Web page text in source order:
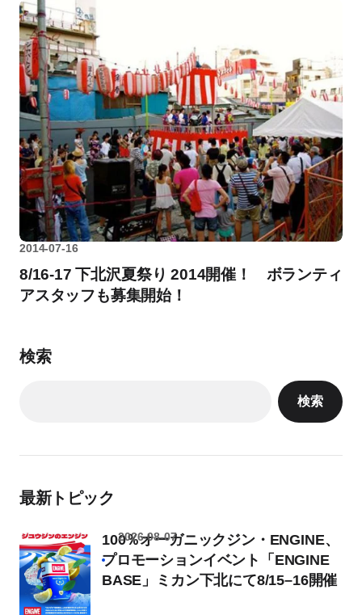
2014-07-16
8/16-17 下北沢夏祭り 2014開催！ ボランティ
アスタッフも募集開始！
検索
検索
最新トピック
100％オーガニックジン・ENGINE、
プロモーションイベント「ENGINE
BASE」ミカン下北にて8/15–16開催
2026-08-07